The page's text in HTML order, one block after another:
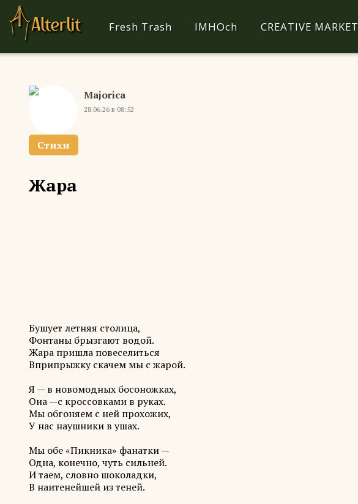
Fresh Trash IMHOch CREATIVE MARKET
Majorica
28.06.26 в 08:52
Стихи
Жара
Бушует летняя столица,
Фонтаны брызгают водой.
Жара пришла повеселиться
Вприпрыжку скачем мы с жарой.
Я — в новомодных босоножках,
Она —с кроссовками в руках.
Мы обгоняем с ней прохожих,
У нас наушники в ушах.
Мы обе «Пикника» фанатки —
Одна, конечно, чуть сильней.
И таем, словно шоколадки,
В наитенейшей из теней.